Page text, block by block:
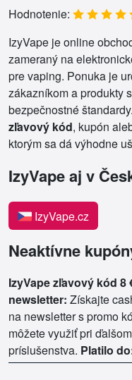
Hodnotenie:
IzyVape je online
zameraný na
pre vaping. Ponuka je
zákazníkom a produkty
bezpečnostné
zľavový kód, kupón
ktorým sa dá výhodne
IzyVape aj v
IzyVape.cz
Neaktívne
IzyVape zľavový kód
newsletter: Získajte
na newsletter s promo
môžete využiť pri
príslušenstva. Platilo